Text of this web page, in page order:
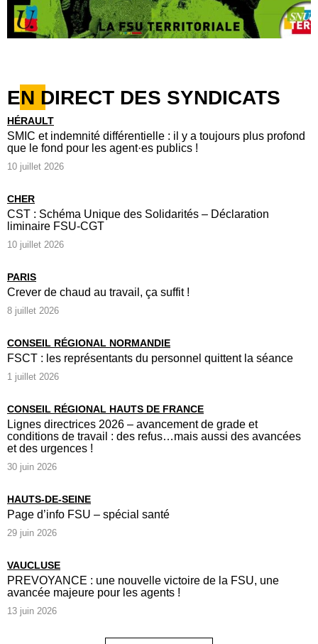
EN DIRECT DES SYNDICATS
HÉRAULT
SMIC et indemnité différentielle : il y a toujours plus profond
que le fond pour les agent·es publics !
10 juillet 2026
CHER
CST : Schéma Unique des Solidarités – Déclaration
liminaire FSU-CGT
10 juillet 2026
PARIS
Crever de chaud au travail, ça suffit !
8 juillet 2026
CONSEIL RÉGIONAL NORMANDIE
FSCT : les représentants du personnel quittent la séance
1 juillet 2026
CONSEIL RÉGIONAL HAUTS DE FRANCE
Lignes directrices 2026 – avancement de grade et
conditions de travail : des refus…mais aussi des avancées
et des urgences !
30 juin 2026
HAUTS-DE-SEINE
Page d’info FSU – spécial santé
29 juin 2026
VAUCLUSE
PREVOYANCE : une nouvelle victoire de la FSU, une
avancée majeure pour les agents !
13 juin 2026